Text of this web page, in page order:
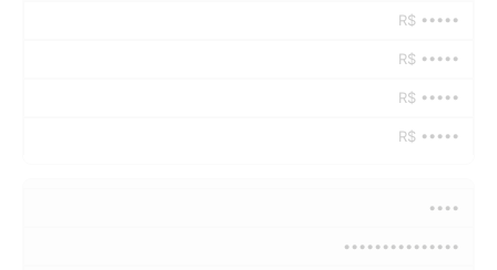
R$ •••••
R$ •••••
R$ •••••
R$ •••••
••••
•••••••••••••••